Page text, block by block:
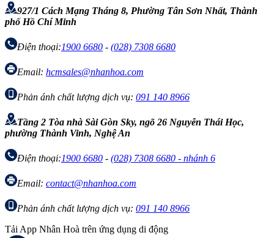
927/1 Cách Mạng Tháng 8, Phường Tân Sơn Nhất, Thành
phố Hồ Chí Minh
Điện thoại:1900 6680 - (028) 7308 6680
Email: hcmsales@nhanhoa.com
Phản ánh chất lượng dịch vụ: 091 140 8966
Tầng 2 Tòa nhà Sài Gòn Sky, ngõ 26 Nguyễn Thái Học,
phường Thành Vinh, Nghệ An
Điện thoại:1900 6680 - (028) 7308 6680 - nhánh 6
Email: contact@nhanhoa.com
Phản ánh chất lượng dịch vụ: 091 140 8966
Tải App Nhân Hoà trên ứng dụng di động